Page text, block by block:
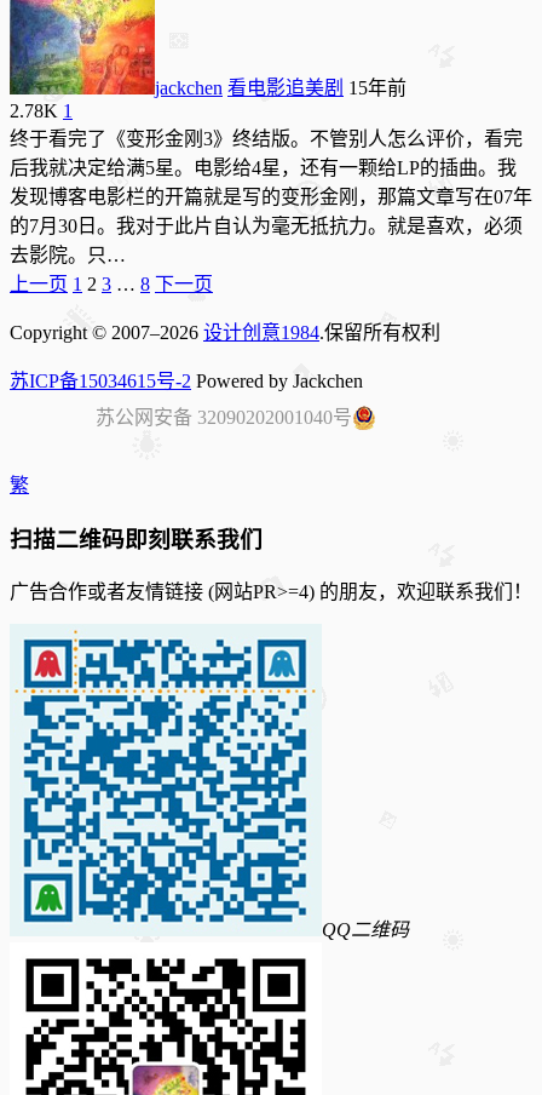
jackchen 看电影追美剧 15年前
2.78K 1
终于看完了《变形金刚3》终结版。不管别人怎么评价，看完
后我就决定给满5星。电影给4星，还有一颗给LP的插曲。我
发现博客电影栏的开篇就是写的变形金刚，那篇文章写在07年
的7月30日。我对于此片自认为毫无抵抗力。就是喜欢，必须
去影院。只…
Posts
上一页 1 2 3 … 8 下一页
Copyright © 2007–2026 设计创意1984.保留所有权利
苏ICP备15034615号-2 Powered by Jackchen
苏公网安备 32090202001040号
繁
扫描二维码即刻联系我们
广告合作或者友情链接 (网站PR>=4) 的朋友，欢迎联系我们！
QQ二维码